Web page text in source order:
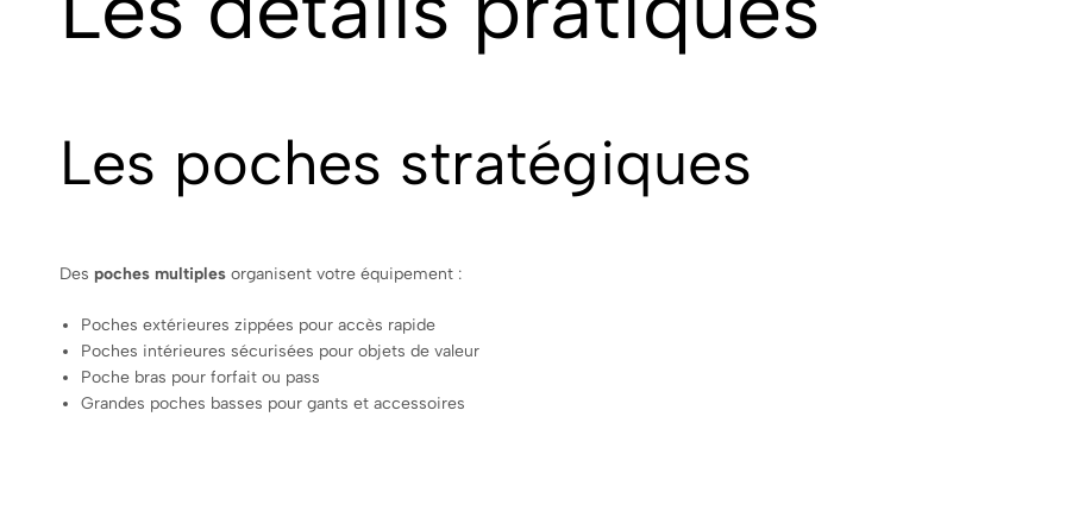
Les poches stratégiques
Des poches multiples organisent votre équipement :
Poches extérieures zippées pour accès rapide
Poches intérieures sécurisées pour objets de valeur
Poche bras pour forfait ou pass
Grandes poches basses pour gants et accessoires